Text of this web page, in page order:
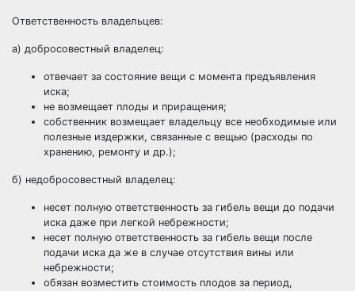
Ответственность владельцев:
а) добросовестный владелец:
отвечает за состояние вещи с момента предъявления
иска;
не возмещает плоды и приращения;
собственник возмещает владельцу все необходимые или
полезные издержки, связанные с вещью (расходы по
хранению, ремонту и др.);
б) недобросовестный владелец:
несет полную ответственность за гибель вещи до подачи
иска даже при легкой небрежности;
несет полную ответственность за гибель вещи после
подачи иска да же в случае отсутствия вины или
небрежности;
обязан возместить стоимость плодов за период,